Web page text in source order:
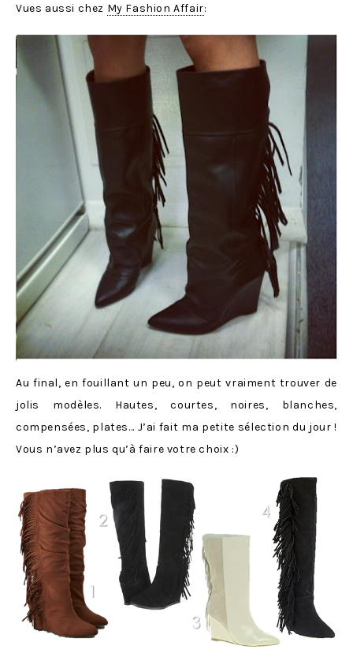
Vues aussi chez My Fashion Affair:
Au final, en fouillant un peu, on peut vraiment trouver de
jolis modèles. Hautes, courtes, noires, blanches,
compensées, plates… J’ai fait ma petite sélection du jour !
Vous n’avez plus qu’à faire votre choix :)